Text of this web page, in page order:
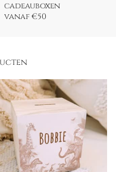
cadeauboxen
vanaf €50